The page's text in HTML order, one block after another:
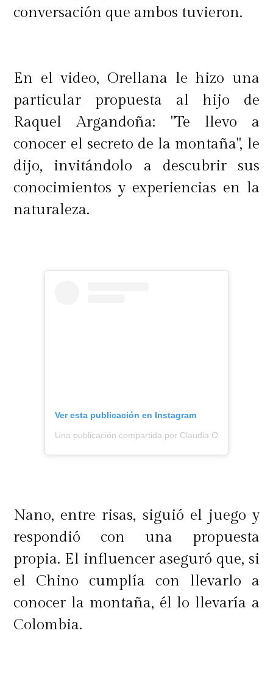
conversación que ambos tuvieron.
En el video, Orellana le hizo una
particular propuesta al hijo de
Raquel Argandoña: "Te llevo a
conocer el secreto de la montaña", le
dijo, invitándolo a descubrir sus
conocimientos y experiencias en la
naturaleza.
Ver esta publicación en Instagram
Una publicación compartida por Claudia Ossandón
Nano, entre risas, siguió el juego y
respondió con una propuesta
propia. El influencer aseguró que, si
el Chino cumplía con llevarlo a
conocer la montaña, él lo llevaría a
Colombia.